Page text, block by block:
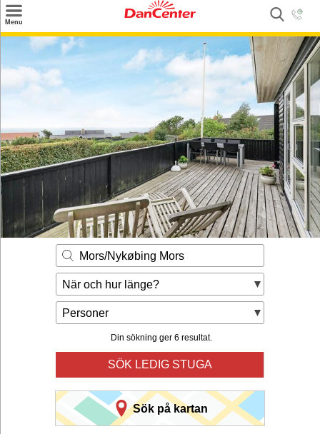
Menu
Tilbud
Info
Service
Kontakt
Husägare
Mors/Nykøbing Mors
När och hur länge?
Personer
Din sökning ger 6 resultat.
SÖK LEDIG STUGA
Sök på kartan